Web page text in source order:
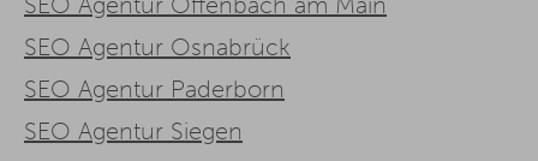
SEO Agentur Osnabrück
SEO Agentur Paderborn
SEO Agentur Siegen